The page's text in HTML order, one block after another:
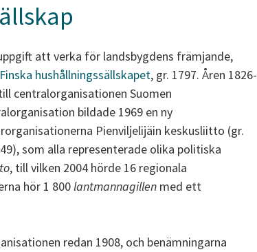
att verka för landsbygdens främjande,
Finska hushållningssällskapet, gr. 1797. Åren 1826-
centralorganisationen Suomen
bildade 1969 en ny
Pienviljelijäin keskusliitto (gr.
som alla representerade olika politiska
, till vilken 2004 hörde 16 regionala
hör 1 800lantmannagillen med ett
redan 1908, och benämningarna